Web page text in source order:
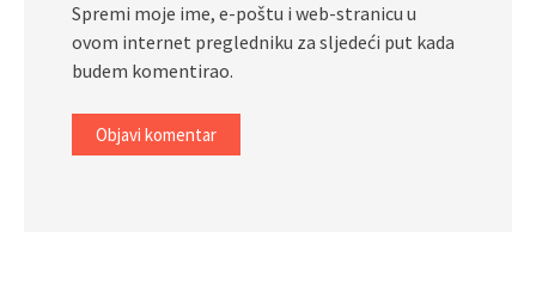
Spremi moje ime, e-poštu i web-stranicu u
ovom internet pregledniku za sljedeći put kada
budem komentirao.